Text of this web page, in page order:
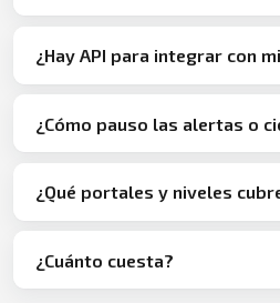
¿Hay API para integrar con
¿Cómo pauso las alertas o
¿Qué portales y niveles
¿Cuánto cuesta?